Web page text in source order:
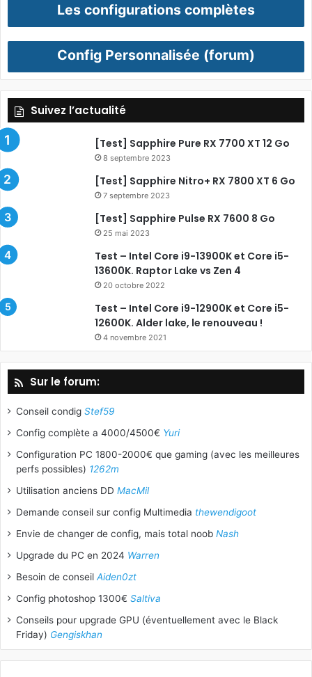
Les configurations complètes
Config Personnalisée (forum)
Suivez l’actualité
[Test] Sapphire Pure RX 7700 XT 12 Go
8 septembre 2023
[Test] Sapphire Nitro+ RX 7800 XT 6 Go
7 septembre 2023
[Test] Sapphire Pulse RX 7600 8 Go
25 mai 2023
Test – Intel Core i9-13900K et Core i5-
13600K. Raptor Lake vs Zen 4
20 octobre 2022
Test – Intel Core i9-12900K et Core i5-
12600K. Alder lake, le renouveau !
4 novembre 2021
Sur le forum:
Conseil condig Stef59
Config complète a 4000/4500€ Yuri
Configuration PC 1800-2000€ que gaming (avec les meilleures
perfs possibles) 1262m
Utilisation anciens DD MacMil
Demande conseil sur config Multimedia thewendigoot
Envie de changer de config, mais total noob Nash
Upgrade du PC en 2024 Warren
Besoin de conseil Aiden0zt
Config photoshop 1300€ Saltiva
Conseils pour upgrade GPU (éventuellement avec le Black
Friday) Gengiskhan